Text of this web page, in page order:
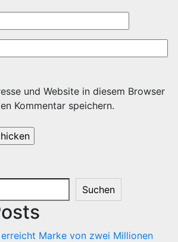
und Website in diesem Browser
Kommentar speichern.
Suchen
Marke von zwei Millionen